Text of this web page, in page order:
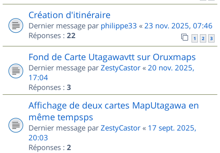
Création d'itinéraire
Dernier message par philippe33 « 23 nov. 2025, 07:46
Réponses : 22 1 2 3
Fond de Carte Utagawavtt sur Oruxmaps
Dernier message par ZestyCastor « 20 nov. 2025,
17:04
Réponses : 3
Affichage de deux cartes MapUtagawa en
même tempsps
Dernier message par ZestyCastor « 17 sept. 2025,
20:03
Réponses : 2